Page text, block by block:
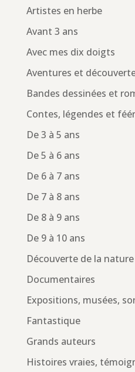
Artistes en herbe
Avant 3 ans
Avec mes dix doigts
Aventures et
Bandes dessinées et
Contes, légendes et
De 3 à 5 ans
De 5 à 6 ans
De 6 à 7 ans
De 7 à 8 ans
De 8 à 9 ans
De 9 à 10 ans
Découverte de la nature
Documentaires
Expositions, musées,
Fantastique
Grands auteurs
Histoires vraies,